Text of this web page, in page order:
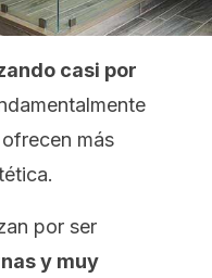
casi por
más
por ser
y muy